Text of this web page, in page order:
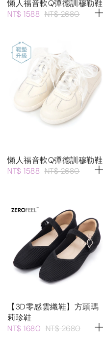
懶人福音軟Q彈德訓穆勒鞋
NT$ 1588 NT$ 2680
懶人福音軟Q彈德訓穆勒鞋
NT$ 1588 NT$ 2680
【3D零感雲織鞋】方頭瑪
莉珍鞋
NT$ 1680 NT$ 2680